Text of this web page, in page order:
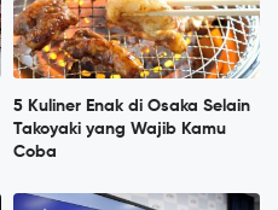
5 Kuliner Enak di Osaka Selain
Takoyaki yang Wajib Kamu
Coba